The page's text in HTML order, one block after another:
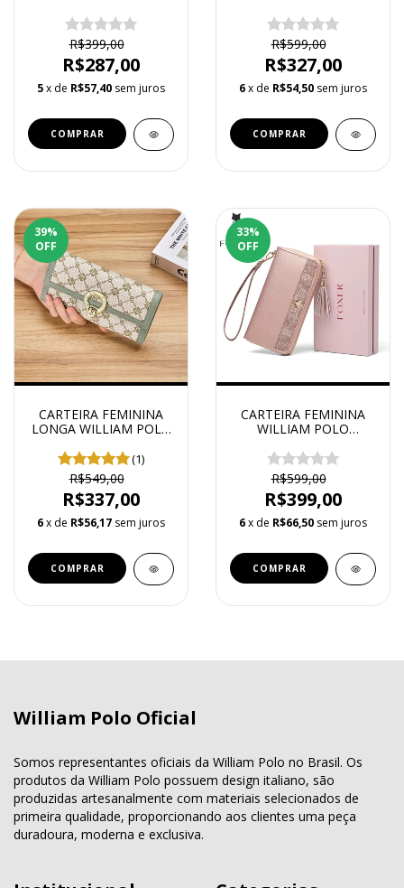
R$399,00
R$287,00
5x de R$57,40 sem juros
COMPRAR
MODELO SWEET
R$599,00
R$327,00
6x de R$54,50 sem juros
COMPRAR
39%
OFF
CARTEIRA FEMININA
LONGA WILLIAM POLO
(1)
R$549,00
R$337,00
6x de R$56,17 sem juros
COMPRAR
33%
OFF
CARTEIRA FEMININA
WILLIAM POLO
LINHA FOXER
R$599,00
R$399,00
6x de R$66,50 sem juros
William Polo Oficial
Somos representantes oficiais da William Polo no Brasil. Os
produtos da William Polo possuem design italiano, são
produzidas artesanalmente com materiais selecionados de
primeira qualidade, proporcionando aos clientes uma peça
duradoura, moderna e exclusiva.